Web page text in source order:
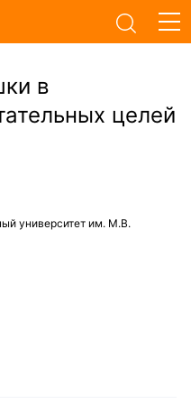
в
целей
университет им. М.В.